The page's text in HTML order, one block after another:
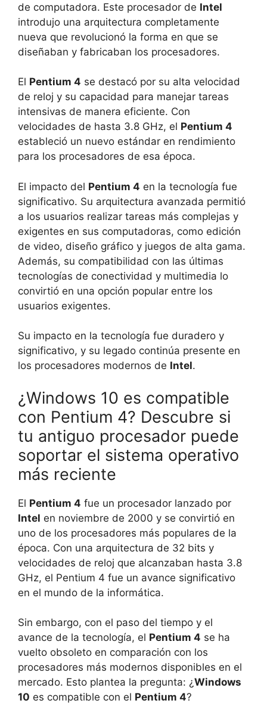
de computadora. Este procesador de Intel
introdujo una arquitectura completamente
nueva que revolucionó la forma en que se
diseñaban y fabricaban los procesadores.
El Pentium 4 se destacó por su alta velocidad
de reloj y su capacidad para manejar tareas
intensivas de manera eficiente. Con
velocidades de hasta 3.8 GHz, el Pentium 4
estableció un nuevo estándar en rendimiento
para los procesadores de esa época.
El impacto del Pentium 4 en la tecnología fue
significativo. Su arquitectura avanzada permitió
a los usuarios realizar tareas más complejas y
exigentes en sus computadoras, como edición
de video, diseño gráfico y juegos de alta gama.
Además, su compatibilidad con las últimas
tecnologías de conectividad y multimedia lo
convirtió en una opción popular entre los
usuarios exigentes.
Su impacto en la tecnología fue duradero y
significativo, y su legado continúa presente en
los procesadores modernos de Intel.
¿Windows 10 es compatible
con Pentium 4? Descubre si
tu antiguo procesador puede
soportar el sistema operativo
más reciente
El Pentium 4 fue un procesador lanzado por
Intel en noviembre de 2000 y se convirtió en
uno de los procesadores más populares de la
época. Con una arquitectura de 32 bits y
velocidades de reloj que alcanzaban hasta 3.8
GHz, el Pentium 4 fue un avance significativo
en el mundo de la informática.
Sin embargo, con el paso del tiempo y el
avance de la tecnología, el Pentium 4 se ha
vuelto obsoleto en comparación con los
procesadores más modernos disponibles en el
mercado. Esto plantea la pregunta: ¿Windows
10 es compatible con el Pentium 4?